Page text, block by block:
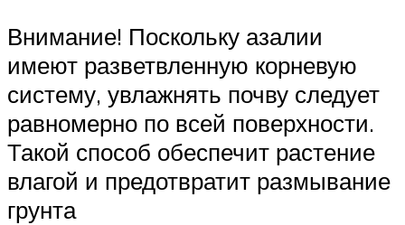
Внимание! Поскольку азалии
имеют разветвленную корневую
систему, увлажнять почву следует
равномерно по всей поверхности.
Такой способ обеспечит растение
влагой и предотвратит размывание
грунта